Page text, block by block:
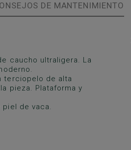
DE MANTENIMIENTO
caucho ultraligera. La
terciopelo de alta
pieza. Plataforma y
de vaca.